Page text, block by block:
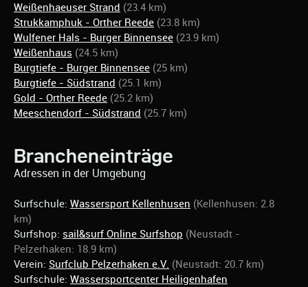
Weißenhaeuser Strand (23.4 km)
Strukkamphuk - Orther Reede (23.8 km)
Wulfener Hals - Burger Binnensee (23.9 km)
Weißenhaus (24.5 km)
Burgtiefe - Burger Binnensee (25 km)
Burgtiefe - Südstrand (25.1 km)
Gold - Orther Reede (25.2 km)
Meeschendorf - Südstrand (25.7 km)
Brancheneinträge
Adressen in der Umgebung
Surfschule: Wassersport Kellenhusen (Kellenhusen: 2.8
km)
Surfshop: sail&surf Online Surfshop (Neustadt -
Pelzerhaken: 18.9 km)
Verein: Surfclub Pelzerhaken e.V. (Neustadt: 20.7 km)
Surfschule: Wassersportcenter Heiligenhafen